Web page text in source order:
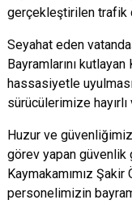
Demre
Kemer
gerçekleştirilen trafik
Seyahat eden
Bayramlarını
hassasiyetle
sürücülerimize
Huzur ve
görev yapan
Kaymakamımız
personelimizin